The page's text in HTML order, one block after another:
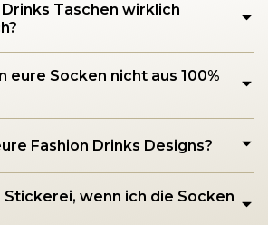
Taschen wirklich
eure Socken nicht aus 100%
Fashion Drinks Designs?
wenn ich die Socken